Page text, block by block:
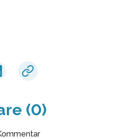
(0)